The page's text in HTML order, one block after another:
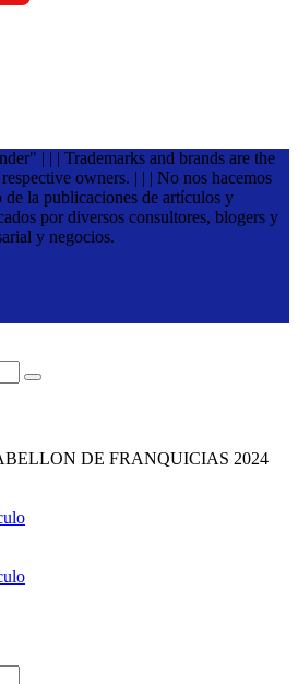
| | | Trademarks and brands are the
owners. | | | No nos hacemos
de la publicaciones de artículos y
por diversos consultores, blogers y
y negocios.
DE FRANQUICIAS 2024